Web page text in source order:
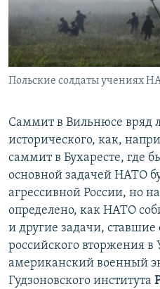
Польские солдаты учениях
Саммит в Вильнюсе вряд
исторического, как,
саммит в Бухаресте, где
основной задачей НАТО
агрессивной России, но
определено, как НАТО
и другие задачи,
российского вторжения в
американский военный
Гудзоновского института